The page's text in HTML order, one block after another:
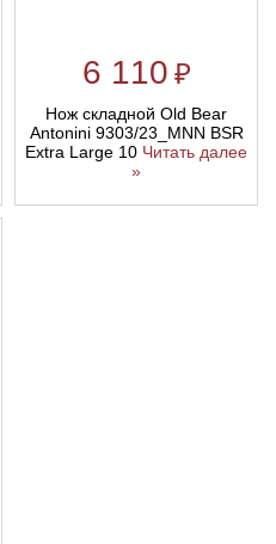
6 110 ₽
Нож складной Old Bear
Antonini 9303/23_MNN BSR
Extra Large 10 Читать далее
»